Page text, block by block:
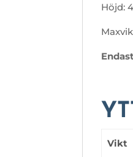
Höjd:
Vikt